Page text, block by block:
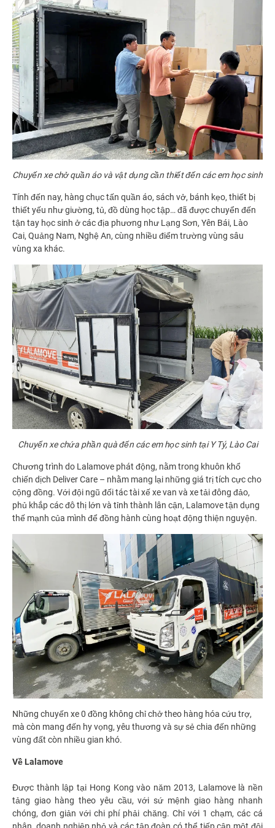
Chuyến xe chở quần áo và vật dụng cần thiết đến các em học sinh
Tính đến nay, hàng chục tấn quần áo, sách vở, bánh kẹo, thiết bị
thiết yếu như giường, tủ, đồ dùng học tập… đã được chuyển đến
tận tay học sinh ở các địa phương như Lạng Sơn, Yên Bái, Lào
Cai, Quảng Nam, Nghệ An, cùng nhiều điểm trường vùng sâu
vùng xa khác.
Chuyến xe chứa phần quà đến các em học sinh tại Y Tý, Lào Cai
Chương trình do Lalamove phát động, nằm trong khuôn khổ
chiến dịch Deliver Care – nhằm mang lại những giá trị tích cực cho
cộng đồng. Với đội ngũ đối tác tài xế xe van và xe tải đông đảo,
phủ khắp các đô thị lớn và tỉnh thành lân cận, Lalamove tận dụng
thế mạnh của mình để đồng hành cùng hoạt động thiện nguyện.
Những chuyến xe 0 đồng không chỉ chở theo hàng hóa cứu trợ,
mà còn mang đến hy vọng, yêu thương và sự sẻ chia đến những
vùng đất còn nhiều gian khó.
Về Lalamove
Được thành lập tại Hong Kong vào năm 2013, Lalamove là nền
tảng giao hàng theo yêu cầu, với sứ mệnh giao hàng nhanh
chóng, đơn giản với chi phí phải chăng. Chỉ với 1 chạm, các cá